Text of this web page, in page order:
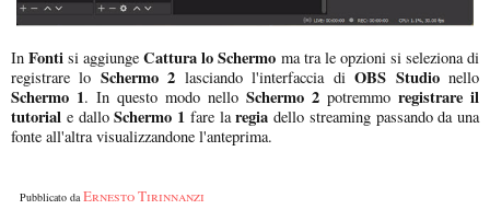
In Fonti si aggiungeCattura lo Schermo ma tra le opzioni si seleziona di
registrare lo Schermo 2 lasciando l'interfaccia diOBS Studionello
Schermo 1. In questo modo nello Schermo 2 potremmo registrare il
tutorial e dalloSchermo 1 fare laregia dello streaming passando da una
fonte all'altra visualizzandone l'anteprima.
Pubblicato daErnesto Tirinnanzi